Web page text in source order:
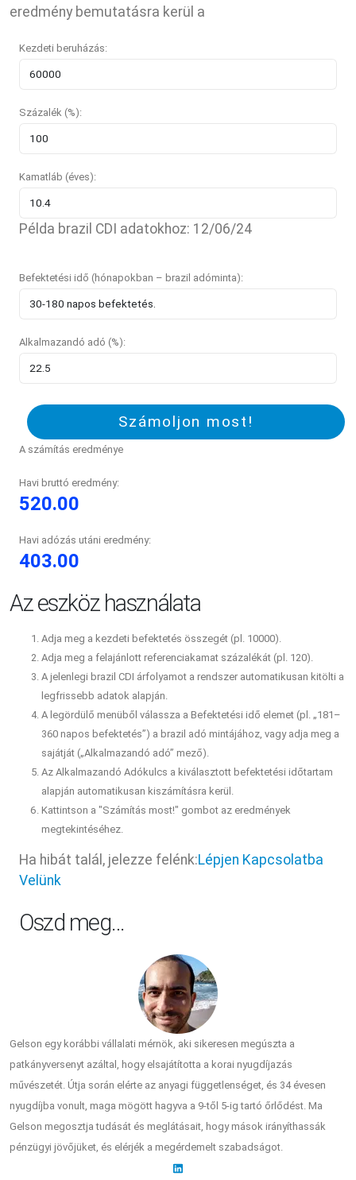
eredmény bemutatásra kerül a
Kezdeti beruházás:
Százalék (%):
Kamatláb (éves):
Példa brazil CDI adatokhoz: 12/06/24
Befektetési idő (hónapokban – brazil adóminta):
Alkalmazandó adó (%):
Számoljon most!
A számítás eredménye
Havi bruttó eredmény:
520.00
Havi adózás utáni eredmény:
403.00
Az eszköz használata
Adja meg a kezdeti befektetés összegét (pl. 10000).
Adja meg a felajánlott referenciakamat százalékát (pl. 120).
A jelenlegi brazil CDI árfolyamot a rendszer automatikusan kitölti a
legfrissebb adatok alapján.
A legördülő menüből válassza a Befektetési idő elemet (pl. „181–
360 napos befektetés”) a brazil adó mintájához, vagy adja meg a
sajátját („Alkalmazandó adó” mező).
Az Alkalmazandó Adókulcs a kiválasztott befektetési időtartam
alapján automatikusan kiszámításra kerül.
Kattintson a "Számítás most!" gombot az eredmények
megtekintéséhez.
Ha hibát talál, jelezze felénk:Lépjen Kapcsolatba
Velünk
Oszd meg…
Gelson egy korábbi vállalati mérnök, aki sikeresen megúszta a
patkányversenyt azáltal, hogy elsajátította a korai nyugdíjazás
művészetét. Útja során elérte az anyagi függetlenséget, és 34 évesen
nyugdíjba vonult, maga mögött hagyva a 9-től 5-ig tartó őrlődést. Ma
Gelson megosztja tudását és meglátásait, hogy mások irányíthassák
pénzügyi jövőjüket, és elérjék a megérdemelt szabadságot.